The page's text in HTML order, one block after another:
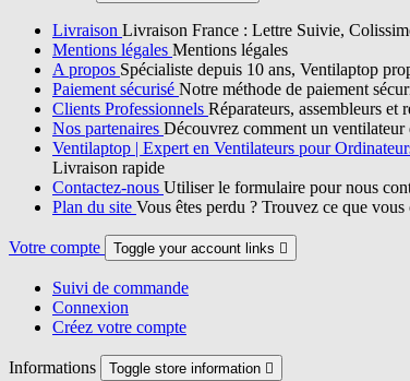
Livraison Livraison France : Lettre Suivie,
Mentions légales Mentions légales
A propos Spécialiste depuis 10 ans, Ventilaptop
Paiement sécurisé Notre méthode de paiement
Clients Professionnels Réparateurs, assembleurs
Nos partenaires Découvrez comment un
Ventilaptop | Expert en Ventilateurs pour
Livraison rapide
Contactez-nous Utiliser le formulaire pour nous
Plan du site Vous êtes perdu ? Trouvez ce que vous
Votre compte Toggle your account links 
Suivi de commande
Connexion
Créez votre compte
Informations Toggle store information 